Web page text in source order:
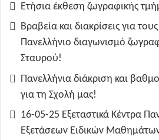
Ετήσια έκθεση ζωγραφικής
Βραβεία και διακρίσεις για
Πανελλήνιο διαγωνισμό
Σταυρού!
Πανελλήνια διάκριση και
για τη Σχολή μας!
16-05-25 Εξεταστικά Κέντρα
Εξετάσεων Ειδικών